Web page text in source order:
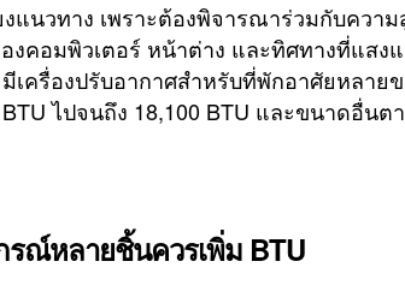
งแนวทาง เพราะต้องพิจารณาร่วมกับความ
งคอมพิวเตอร์ หน้าต่าง และทิศทางที่แสง
เครื่องปรับอากาศสำหรับที่พักอาศัยหลาย
ไปจนถึง 18,100 BTU และขนาดอื่นต
ณ์หลายชิ้นควรเพิ่ม BTU